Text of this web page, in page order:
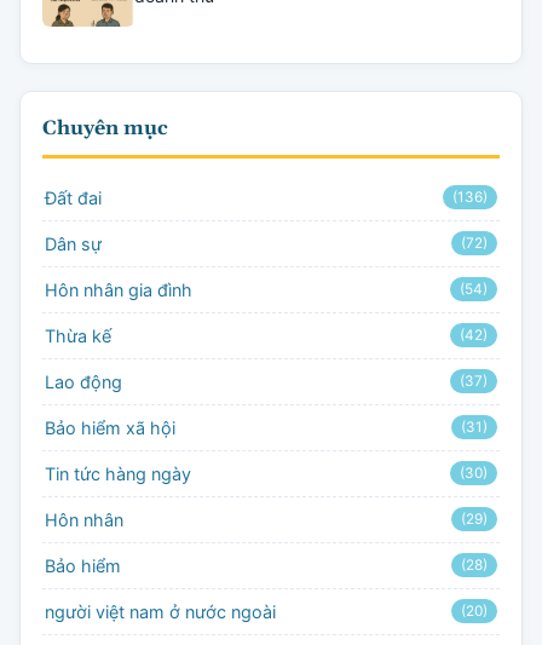
Chuyên mục
Đất đai (136)
Dân sự (72)
Hôn nhân gia đình (54)
Thừa kế (42)
Lao động (37)
Bảo hiểm xã hội (31)
Tin tức hàng ngày (30)
Hôn nhân (29)
Bảo hiểm (28)
người việt nam ở nước ngoài (20)